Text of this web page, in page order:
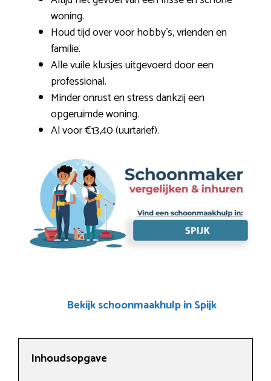
woning.
Houd tijd over voor hobby’s, vrienden en
familie.
Alle vuile klusjes uitgevoerd door een
professional.
Minder onrust en stress dankzij een
opgeruimde woning.
Al voor €13,40 (uurtarief).
Bekijk schoonmaakhulp in Spijk
Inhoudsopgave